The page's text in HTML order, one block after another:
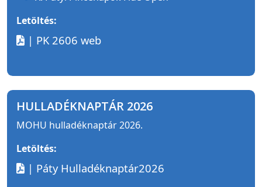
Letöltés:
| PK 2606 web
HULLADÉKNAPTÁR 2026
MOHU hulladéknaptár 2026.
Letöltés:
| Páty Hulladéknaptár2026